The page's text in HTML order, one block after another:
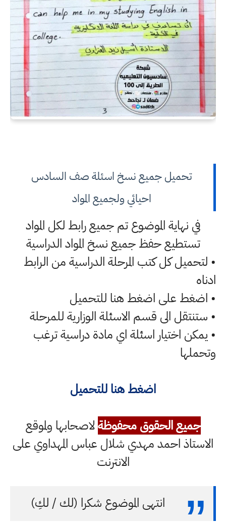
تحميل جميع نسخ اسئلة صف السادس
احيائي ولجميع المواد
في نهاية الموضوع تم جميع رابط لكل المواد
تستطيع حفظ جميع نسخ المواد الدراسية
• لتحميل كل كتب المرحلة الدراسية من الرابط
ادناه
• اضغط على اضغط هنا للتحميل
• ستنتقل الى قسم الاسئلة الوزارية للمرحلة
• يمكن اختيار اسئلة اي مادة دراسية ترغب
وتحملها
اضغط هنا للتحميل
جميع الحقوق محفوظةلاصحابها ولموقع
الاستاذ احمد مهدي شلال عباس المهداوي على
الانترنت
انتهى الموضوع شكرا (لك / لكِ)